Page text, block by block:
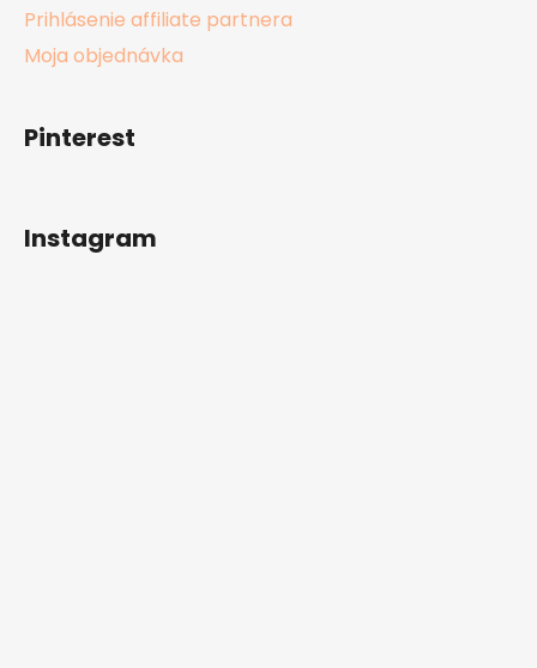
Prihlásenie affiliate partnera
Moja objednávka
Pinterest
Instagram